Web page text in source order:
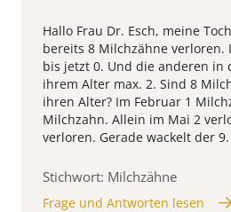
Hallo Frau Dr. Esch, meine
bereits 8 Milchzähne verloren.
bis jetzt 0. Und die anderen in
ihrem Alter max. 2. Sind 8
ihren Alter? Im Februar 1
Milchzahn. Allein im Mai 2
verloren. Gerade wackelt der 9.
Stichwort: Milchzähne
Frage und Antworten lesen